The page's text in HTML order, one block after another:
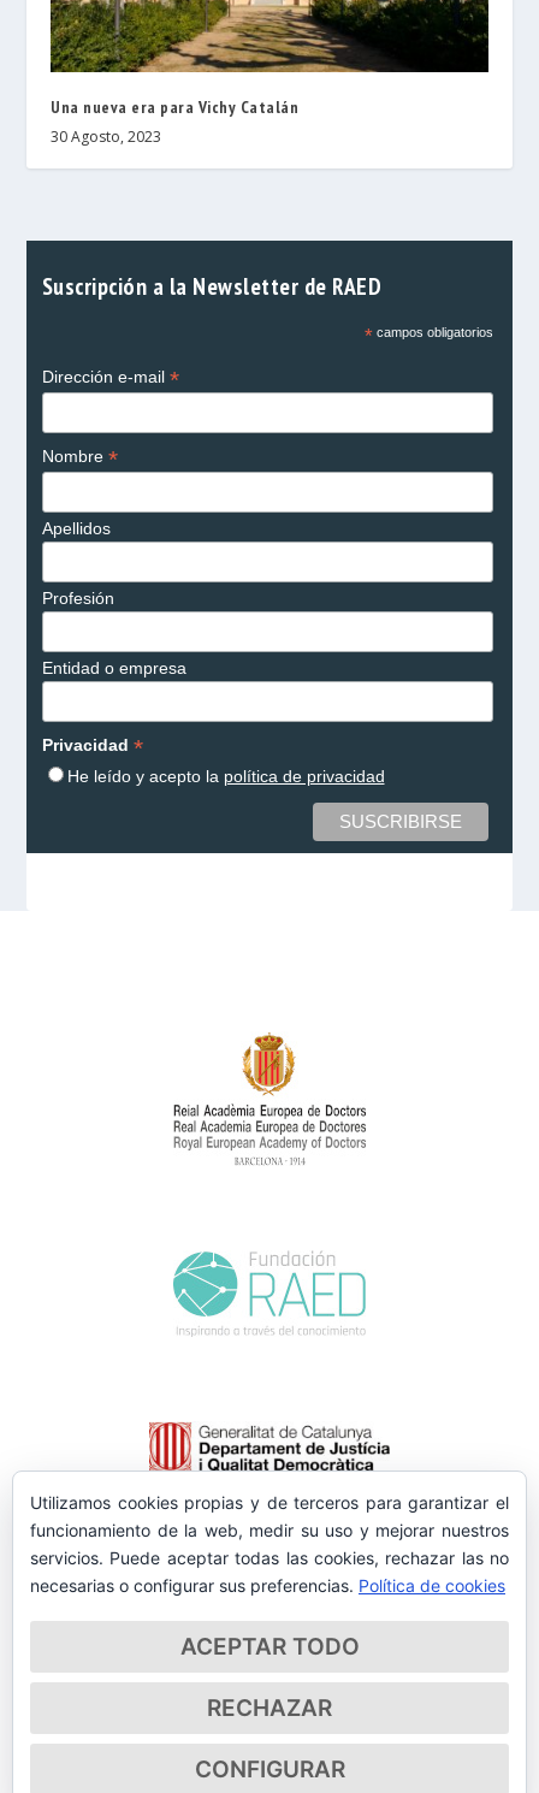
Una nueva era para Vichy Catalán
30 Agosto, 2023
Suscripción a la Newsletter de RAED
*campos obligatorios
Dirección e-mail *
Nombre *
Apellidos
Profesión
Entidad o empresa
Privacidad *
He leído y acepto la política de privacidad
Utilizamos cookies propias y de terceros para garantizar el
funcionamiento de la web, medir su uso y mejorar nuestros
servicios. Puede aceptar todas las cookies, rechazar las no
necesarias o configurar sus preferencias. Política de cookies
ACEPTAR TODO
RECHAZAR
CONFIGURAR